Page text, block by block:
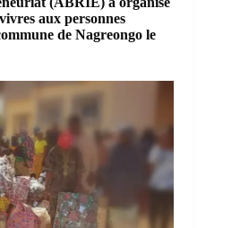
aux personnes
de Nagreongo le